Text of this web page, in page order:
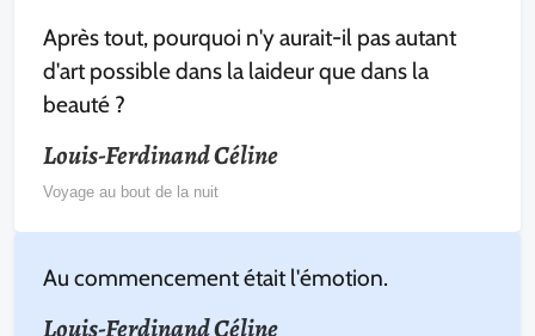
Après tout, pourquoi n'y aurait-il pas autant
d'art possible dans la laideur que dans la
beauté ?
Louis-Ferdinand Céline
Voyage au bout de la nuit
Au commencement était l'émotion.
Louis-Ferdinand Céline